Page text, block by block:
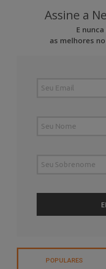
Assine a
E
as melhores
POPULARES